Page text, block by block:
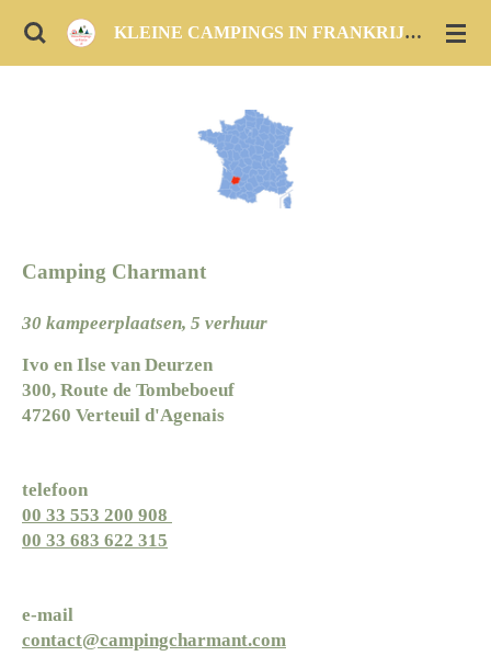
Ga
KLEINE CAMPINGS IN FRANKRIJK :
Camping Charmant
30 kampeerplaatsen, 5 verhuur
Ivo en Ilse van Deurzen
300, Route de Tombeboeuf
47260 Verteuil d'Agenais
telefoon
00 33 553 200 908
00 33 683 622 315
e-mail
contact@campingcharmant.com